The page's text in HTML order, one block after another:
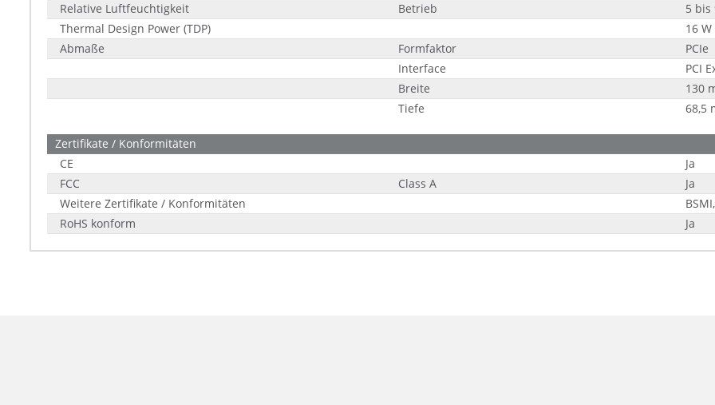
Relative Luftfeuchtigkeit
Betrieb
5 bis
Thermal Design Power (TDP)
16 W
Abmaße
Formfaktor
PCIe
Interface
PCI
Breite
130
Tiefe
68,5
Zertifikate / Konformitäten
CE
Ja
FCC
Class A
Ja
Weitere Zertifikate / Konformitäten
RoHS konform
Ja